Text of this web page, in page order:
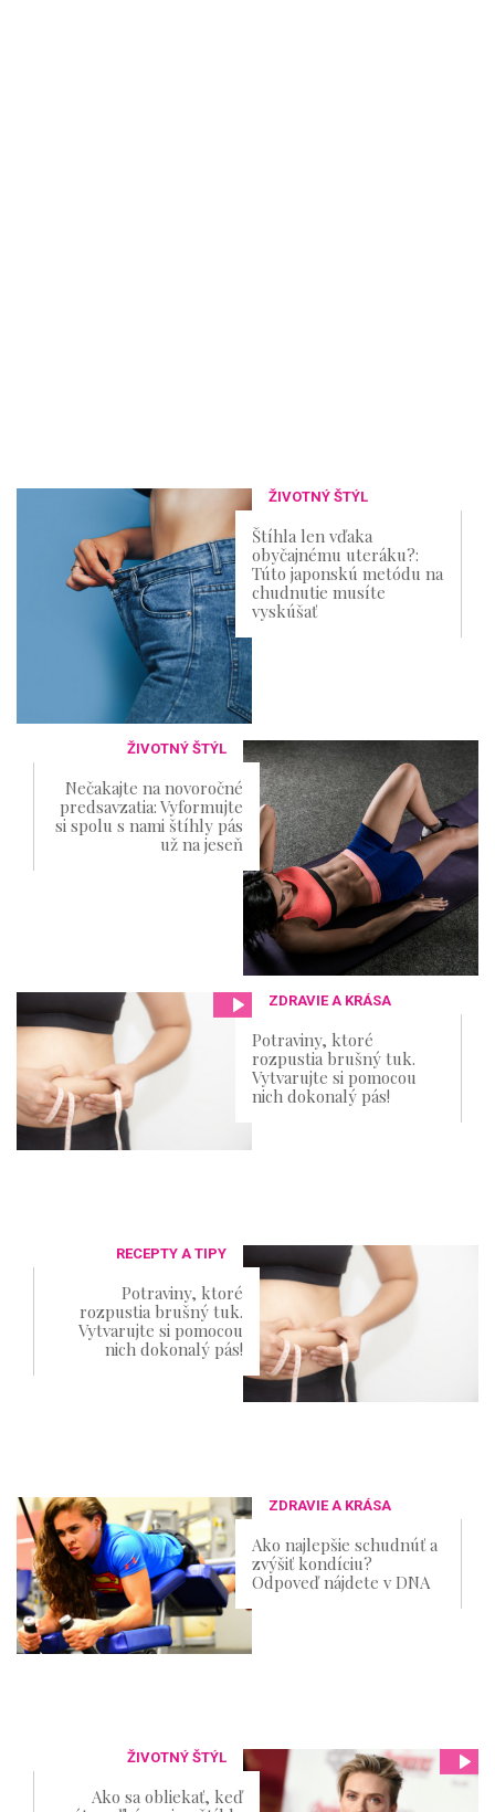
ŽIVOTNÝ ŠTÝL
Štíhla len vďaka
obyčajnému uteráku?:
Túto japonskú metódu na
chudnutie musíte
vyskúšať
ŽIVOTNÝ ŠTÝL
Nečakajte na novoročné
predsavzatia: Vyformujte
si spolu s nami štíhly pás
už na jeseň
ZDRAVIE A KRÁSA
Potraviny, ktoré
rozpustia brušný tuk.
Vytvarujte si pomocou
nich dokonalý pás!
RECEPTY A TIPY
Potraviny, ktoré
rozpustia brušný tuk.
Vytvarujte si pomocou
nich dokonalý pás!
ZDRAVIE A KRÁSA
Ako najlepšie schudnúť a
zvýšiť kondíciu?
Odpoveď nájdete v DNA
ŽIVOTNÝ ŠTÝL
Ako sa obliekať, keď